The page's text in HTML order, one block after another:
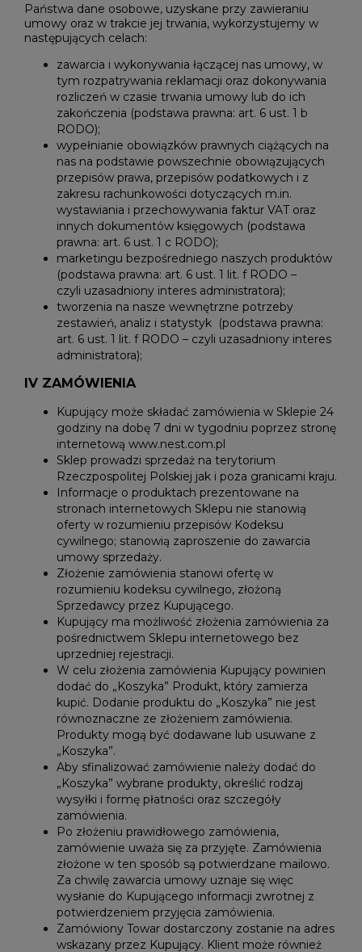
Państwa dane osobowe, uzyskane przy zawieraniu
umowy oraz w trakcie jej trwania, wykorzystujemy w
następujących celach:
zawarcia i wykonywania łączącej nas umowy, w
tym rozpatrywania reklamacji oraz dokonywania
rozliczeń w czasie trwania umowy lub do ich
zakończenia (podstawa prawna: art. 6 ust. 1 b
RODO);
wypełnianie obowiązków prawnych ciążących na
nas na podstawie powszechnie obowiązujących
przepisów prawa, przepisów podatkowych i z
zakresu rachunkowości dotyczących m.in.
wystawiania i przechowywania faktur VAT oraz
innych dokumentów księgowych (podstawa
prawna: art. 6 ust. 1 c RODO);
marketingu bezpośredniego naszych produktów
(podstawa prawna: art. 6 ust. 1 lit. f RODO –
czyli uzasadniony interes administratora);
tworzenia na nasze wewnętrzne potrzeby
zestawień, analiz i statystyk (podstawa prawna:
art. 6 ust. 1 lit. f RODO – czyli uzasadniony interes
administratora);
IV ZAMÓWIENIA
Kupujący może składać zamówienia w Sklepie 24
godziny na dobę 7 dni w tygodniu poprzez stronę
internetową www.nest.com.pl
Sklep prowadzi sprzedaż na terytorium
Rzeczpospolitej Polskiej jak i poza granicami kraju.
Informacje o produktach prezentowane na
stronach internetowych Sklepu nie stanowią
oferty w rozumieniu przepisów Kodeksu
cywilnego; stanowią zaproszenie do zawarcia
umowy sprzedaży.
Złożenie zamówienia stanowi ofertę w
rozumieniu kodeksu cywilnego, złożoną
Sprzedawcy przez Kupującego.
Kupujący ma możliwość złożenia zamówienia za
pośrednictwem Sklepu internetowego bez
uprzedniej rejestracji.
W celu złożenia zamówienia Kupujący powinien
dodać do „Koszyka” Produkt, który zamierza
kupić. Dodanie produktu do „Koszyka” nie jest
równoznaczne ze złożeniem zamówienia.
Produkty mogą być dodawane lub usuwane z
„Koszyka”.
Aby sfinalizować zamówienie należy dodać do
„Koszyka” wybrane produkty, określić rodzaj
wysyłki i formę płatności oraz szczegóły
zamówienia.
Po złożeniu prawidłowego zamówienia,
zamówienie uważa się za przyjęte. Zamówienia
złożone w ten sposób są potwierdzane mailowo.
Za chwilę zawarcia umowy uznaje się więc
wysłanie do Kupującego informacji zwrotnej z
potwierdzeniem przyjęcia zamówienia.
Zamówiony Towar dostarczony zostanie na adres
wskazany przez Kupujący. Klient może również